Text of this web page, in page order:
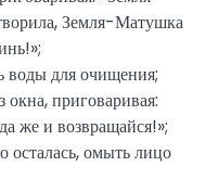
Земля-Матушка
воды для очищения;
приговаривая:
же и возвращайся!»;
осталась, омыть лицо